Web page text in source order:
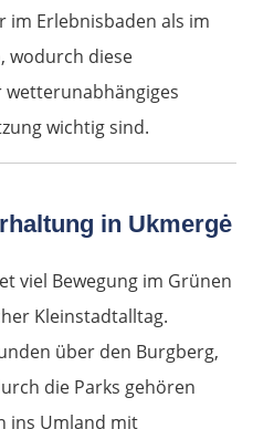
Erlebnisbaden als im
wodurch diese
wichtig sind.
in Ukmergė
viel Bewegung im Grünen
Kleinstadtalltag.
über den Burgberg,
die Parks gehören
ins Umland mit